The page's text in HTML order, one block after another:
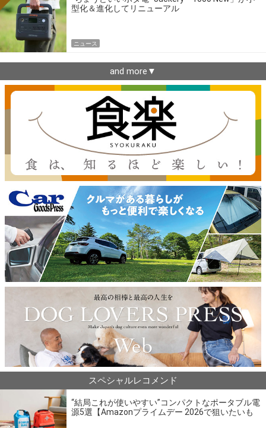
型化＆進化してリニューアル
ニュース
and more▼
スペシャルレコメンド
“結局これが使いやすい”コンパクトなポータブル電
源5選【Amazonプライムデー 2026で狙いたいも